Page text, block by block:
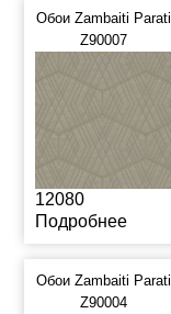
Обои Zambaiti Parati
Z90007
12080
Подробнее
Обои Zambaiti Parati
Z90004